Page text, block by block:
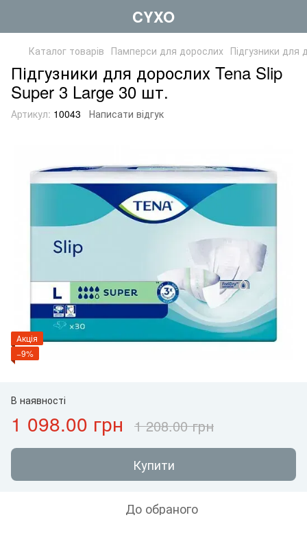
CYXO
Каталог товарів Памперси для дорослих Підгузники для
Підгузники для дорослих Tena Slip
Super 3 Large 30 шт.
Артикул: 10043 Написати відгук
Акція
−9%
В наявності
1 098.00 грн 1 208.00 грн
Купити
До обраного